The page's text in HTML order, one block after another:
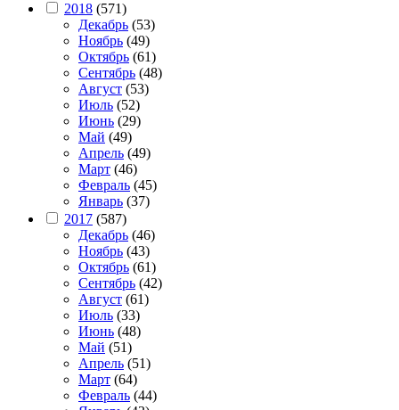
2018 (571)
Декабрь (53)
Ноябрь (49)
Октябрь (61)
Сентябрь (48)
Август (53)
Июль (52)
Июнь (29)
Май (49)
Апрель (49)
Март (46)
Февраль (45)
Январь (37)
2017 (587)
Декабрь (46)
Ноябрь (43)
Октябрь (61)
Сентябрь (42)
Август (61)
Июль (33)
Июнь (48)
Май (51)
Апрель (51)
Март (64)
Февраль (44)